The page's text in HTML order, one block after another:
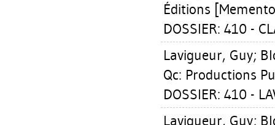
Éditions
DOSSIER: 410 -
Lavigueur, Guy;
Qc: Productions
DOSSIER: 410 -
Lavigueur, Guy;